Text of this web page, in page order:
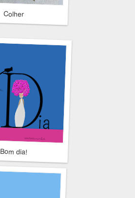
Colher
Bom dia!